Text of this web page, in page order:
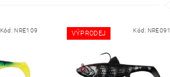
Kód: NRE109 VÝPRODEJ Kód: NRE091